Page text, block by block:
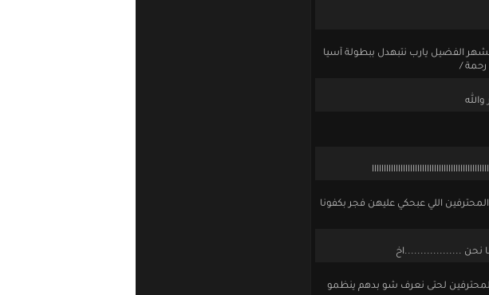
الفضيل يارب نتبهدل ببطولة آسيا
رحمة /
اللي عبحكي عليهن فجر بكفونا
نحن ..................اخ
لحتى نعرف شو بدهم ينظمو